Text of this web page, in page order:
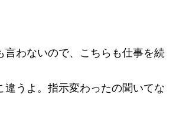
言わないので、こちらも仕事を続
違うよ。指示変わったの聞いてな